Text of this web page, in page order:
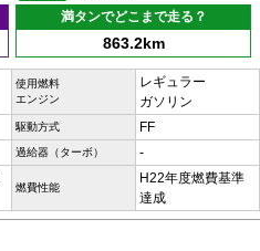
満タンでどこまで走る？
863.2km
使用燃料
エンジン
レギュラー
ガソリン
駆動方式 FF
過給器（ターボ） -
燃費性能
H22年度燃費基準
達成